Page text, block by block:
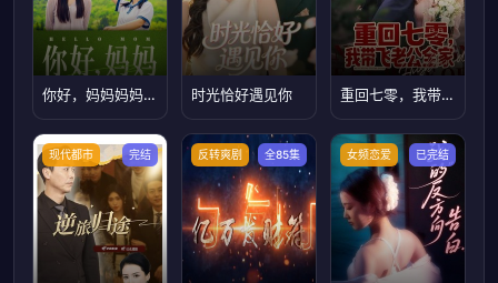
你好，妈妈妈妈，我不要和你做朋友 时光恰好遇见你 重回七零，我带飞老公全家
现代都市 完结 反转爽剧 全85集 女频恋爱 已完结